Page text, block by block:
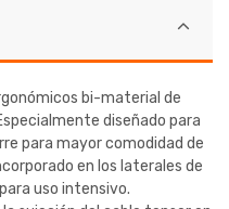
bi-material de
diseñado para
para mayor comodidad de
en los laterales de
uso intensivo.